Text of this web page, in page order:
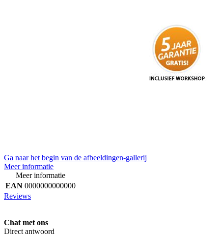
Ga naar het begin van de afbeeldingen-gallerij
Meer informatie
Meer informatie
EAN 0000000000000
Reviews
Chat met ons
Direct antwoord